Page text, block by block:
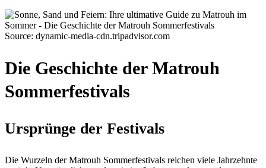
Source: dynamic-media-cdn.tripadvisor.com
Die Geschichte der Matrouh
Sommerfestivals
Ursprünge der Festivals
Die Wurzeln der Matrouh Sommerfestivals reichen viele Jahrzehnte